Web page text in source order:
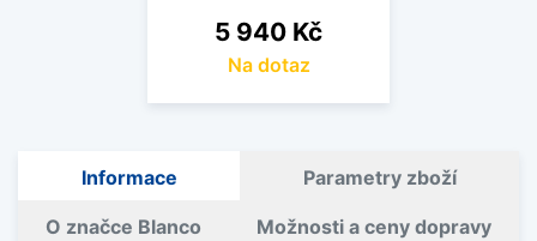
Cena
5 940 Kč
Na dotaz
Informace Parametry zboží
O značce Blanco Možnosti a ceny dopravy